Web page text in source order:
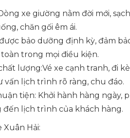
xe giường nằm đời mới,
chăn gối êm ái.
bảo dưỡng định kỳ, đảm
trong mọi điều kiện.
lượng:Vé xe cạnh tranh, đi
vấn lịch trình rõ ràng, chu đáo.
tiện: Khởi hành hàng ngày,
đến lịch trình của khách hàng.
Hải: